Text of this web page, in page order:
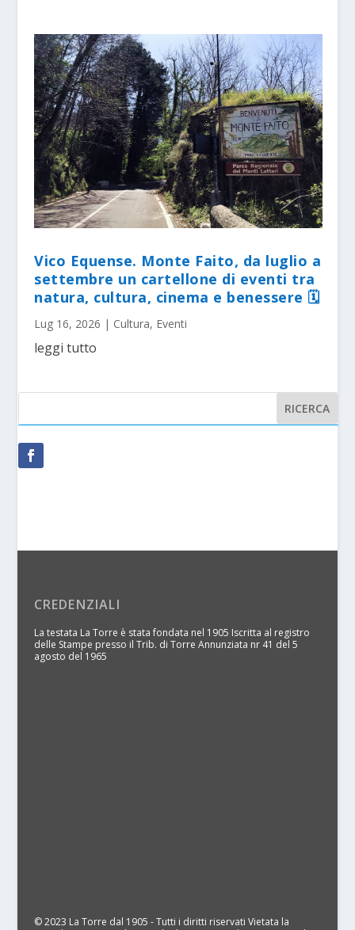
Vico Equense. Monte Faito, da luglio a
settembre un cartellone di eventi tra
natura, cultura, cinema e benessere 🗓
Lug 16, 2026 | Cultura, Eventi
leggi tutto
CREDENZIALI
La testata La Torre è stata fondata nel 1905 Iscritta al registro
delle Stampe presso il Trib. di Torre Annunziata nr 41 del 5
agosto del 1965
© 2023 La Torre dal 1905 - Tutti i diritti riservati Vietata la